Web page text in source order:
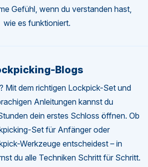
Gefühl, wenn du verstanden hast,
wie es funktioniert.
Blogs
Mit dem richtigen Lockpick-Set und
Anleitungen kannst du
dein erstes Schloss öffnen. Ob
Set für Anfänger oder
Werkzeuge entscheidest – in
du alle Techniken Schritt für Schritt.